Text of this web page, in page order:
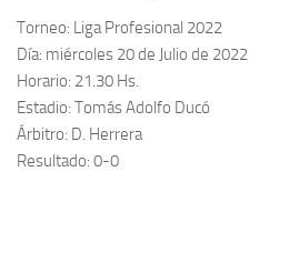
Torneo: Liga Profesional 2022
Día: miércoles 20 de Julio de 2022
Horario: 21.30 Hs.
Estadio: Tomás Adolfo Ducó
Árbitro: D. Herrera
Resultado: 0-0